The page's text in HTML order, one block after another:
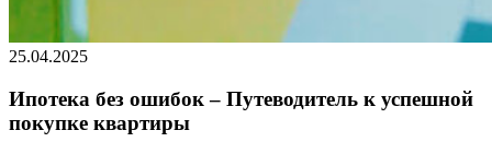
25.04.2025
Ипотека без ошибок – Путеводитель к успешной
покупке квартиры